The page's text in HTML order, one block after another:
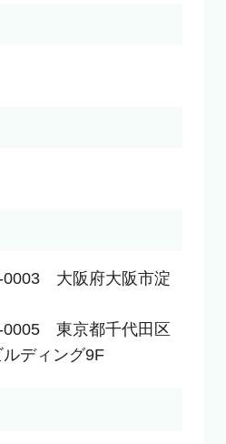
　大阪府大阪市淀
　東京都千代田区
ディング9F